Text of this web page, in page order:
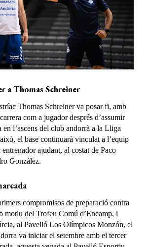
a Thomas Schreiner
Thomas Schreiner va posar fi, amb
com a jugador després d’assumir
l’ascens del club andorrà a la Lliga
el base continuarà vinculat a l’equip
ajudant, al costat de Paco
González.
compromisos de preparació contra
motiu del Trofeu Comú d’Encamp, i
al Pavelló Los Olímpicos Monzón, el
va iniciar el setembre amb el tercer